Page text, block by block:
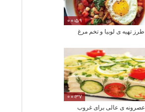
00:59
طرز تهیه ی لوبیا و تخم مرغ
00:37
عصرونه ی عالی برای غروب